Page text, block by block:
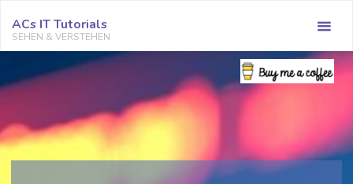
Inhalt
springen
ACs IT Tutorials
SEHEN & VERSTEHEN